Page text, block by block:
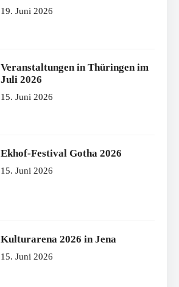
19. Juni 2026
Veranstaltungen in Thüringen im
Juli 2026
15. Juni 2026
Ekhof-Festival Gotha 2026
15. Juni 2026
Kulturarena 2026 in Jena
15. Juni 2026